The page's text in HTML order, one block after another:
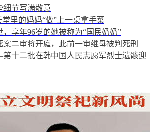
细节写满敬意
堂里的妈妈“做”上一桌拿手菜
享年96岁的她被称为“国民奶奶”
案二审将开庭，此前一审继母被判死刑
十二批在韩中国人民志愿军烈士遗骸迎